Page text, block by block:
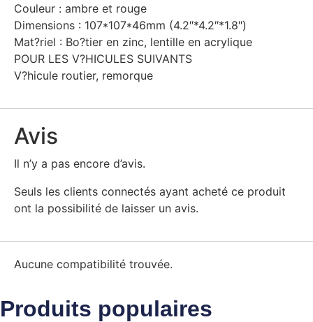
Couleur : ambre et rouge
Dimensions : 107*107*46mm (4.2″*4.2″*1.8″)
Mat?riel : Bo?tier en zinc, lentille en acrylique
POUR LES V?HICULES SUIVANTS
V?hicule routier, remorque
Avis
Il n’y a pas encore d’avis.
Seuls les clients connectés ayant acheté ce produit
ont la possibilité de laisser un avis.
Aucune compatibilité trouvée.
Produits populaires